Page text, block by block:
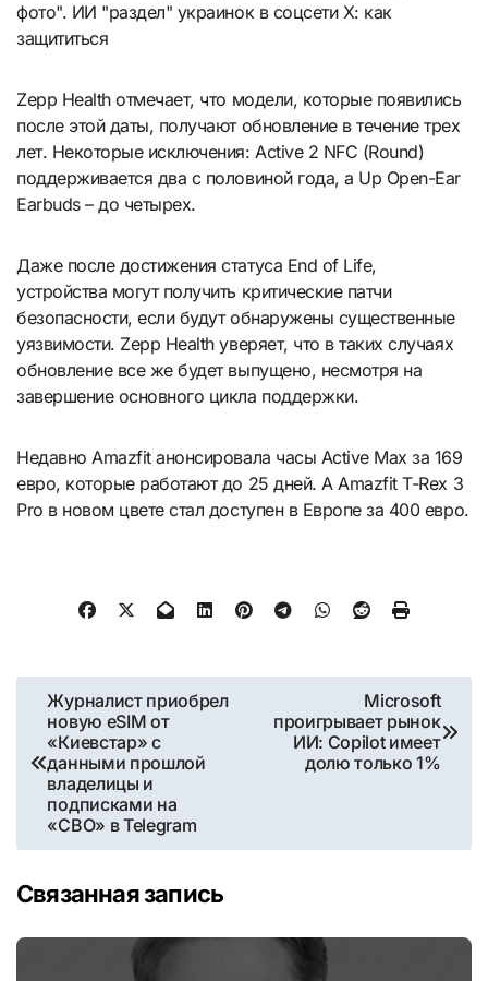
фото". ИИ "раздел" украинок в соцсети X: как
защититься
Zepp Health отмечает, что модели, которые появились
после этой даты, получают обновление в течение трех
лет. Некоторые исключения: Active 2 NFC (Round)
поддерживается два с половиной года, а Up Open-Ear
Earbuds – до четырех.
Даже после достижения статуса End of Life,
устройства могут получить критические патчи
безопасности, если будут обнаружены существенные
уязвимости. Zepp Health уверяет, что в таких случаях
обновление все же будет выпущено, несмотря на
завершение основного цикла поддержки.
Недавно Amazfit анонсировала часы Active Max за 169
евро, которые работают до 25 дней. А Amazfit T-Rex 3
Pro в новом цвете стал доступен в Европе за 400 евро.
Навигация
по
записям
Журналист приобрел
новую eSIM от
«Киевстар» с
данными прошлой
владелицы и
подписками на
«СВО» в Telegram
Microsoft
проигрывает рынок
ИИ: Copilot имеет
долю только 1%
Связанная запись